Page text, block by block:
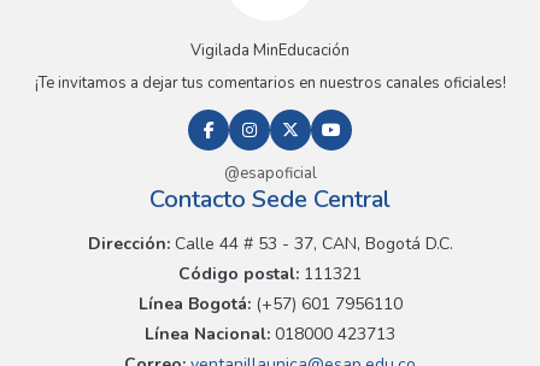
Vigilada MinEducación
¡Te invitamos a dejar tus comentarios en nuestros canales oficiales!
@esapoficial
Contacto Sede Central
Dirección:Calle 44 # 53 - 37, CAN, Bogotá D.C.
Código postal: 111321
Línea Bogotá:(+57) 601 7956110
Línea Nacional: 018000 423713